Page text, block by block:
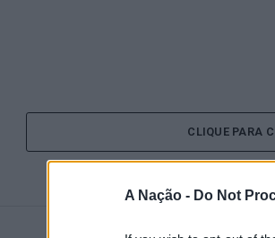
A Nação - Do Not
CLIQUE PARA